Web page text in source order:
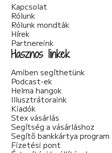
Kapcsolat
Rólunk
Rólunk mondták
Hírek
Partnereink
Hasznos linkek
Amiben segíthetünk
Podcast-ek
Helma hangok
Illusztrátoraink
Kiadók
Stex vásárlás
Segítség a vásárláshoz
Segítő bankkártya program
Fizetési pont